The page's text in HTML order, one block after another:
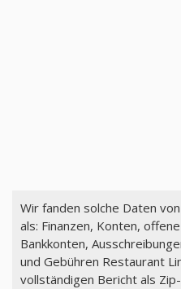
Wir fanden solche Daten von
als: Finanzen, Konten,
Bankkonten,
und Gebühren Restaurant
vollständigen Bericht als